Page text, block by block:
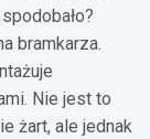
bramkarza.
Nie jest to
żart, ale jednak